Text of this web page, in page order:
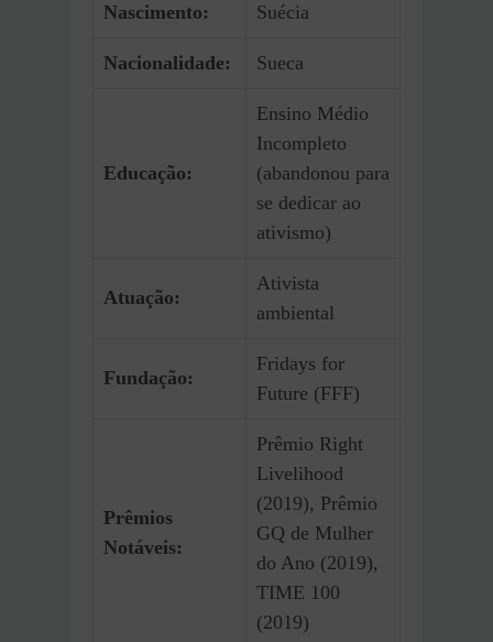
Nascimento:
Suécia
Nacionalidade: Sueca
Educação:
Ensino Médio
Incompleto
(abandonou para
se dedicar ao
ativismo)
Atuação:
Ativista
ambiental
Fundação:
Fridays for
Future (FFF)
Prêmios
Notáveis:
Prêmio Right
Livelihood
(2019), Prêmio
GQ de Mulher
do Ano (2019),
TIME 100
(2019)